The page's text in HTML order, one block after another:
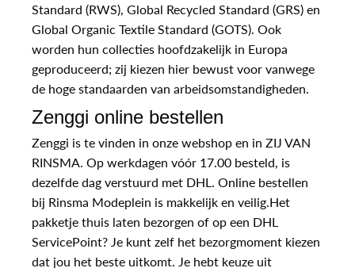
Standard (RWS), Global Recycled Standard (GRS) en
Global Organic Textile Standard (GOTS). Ook
worden hun collecties hoofdzakelijk in Europa
geproduceerd; zij kiezen hier bewust voor vanwege
de hoge standaarden van arbeidsomstandigheden.
Zenggi online bestellen
Zenggi is te vinden in onze webshop en in ZIJ VAN
RINSMA. Op werkdagen vóór 17.00 besteld, is
dezelfde dag verstuurd met DHL. Online bestellen
bij Rinsma Modeplein is makkelijk en veilig.Het
pakketje thuis laten bezorgen of op een DHL
ServicePoint? Je kunt zelf het bezorgmoment kiezen
dat jou het beste uitkomt. Je hebt keuze uit